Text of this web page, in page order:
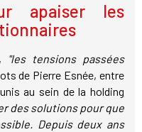
apaiser les
"les tensions passées
de Pierre Esnée, entre
au sein de la holding
des solutions pour que
Depuis deux ans